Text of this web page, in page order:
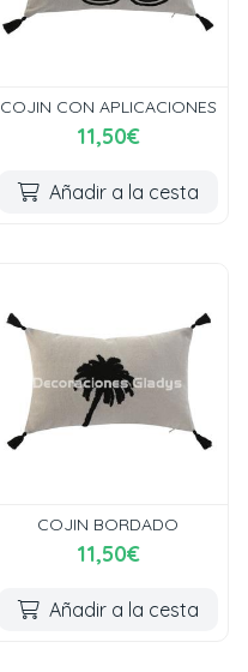
COJIN CON APLICACIONES
11,50€
Añadir a la cesta
COJIN BORDADO
11,50€
Añadir a la cesta